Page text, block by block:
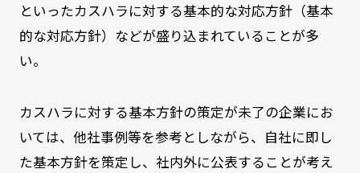
といったカスハラに対する基本的な対応方針（基本
的な対応方針）などが盛り込まれていることが多
い。
カスハラに対する基本方針の策定が未了の企業にお
いては、他社事例等を参考としながら、自社に即し
た基本方針を策定し、社内外に公表することが考え